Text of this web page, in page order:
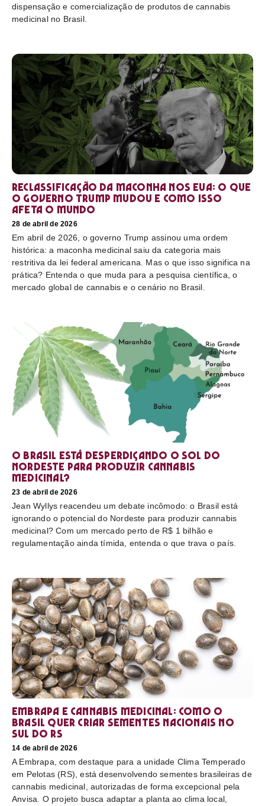
dispensação e comercialização de produtos de cannabis
medicinal no Brasil.
Reclassificação da maconha nos EUA: o que
o governo Trump mudou e como isso
afeta o mundo
28 de abril de 2026
Em abril de 2026, o governo Trump assinou uma ordem
histórica: a maconha medicinal saiu da categoria mais
restritiva da lei federal americana. Mas o que isso significa na
prática? Entenda o que muda para a pesquisa científica, o
mercado global de cannabis e o cenário no Brasil.
O Brasil está desperdiçando o sol do
nordeste para produzir cannabis
medicinal?
23 de abril de 2026
Jean Wyllys reacendeu um debate incômodo: o Brasil está
ignorando o potencial do Nordeste para produzir cannabis
medicinal? Com um mercado perto de R$ 1 bilhão e
regulamentação ainda tímida, entenda o que trava o país.
Embrapa e cannabis medicinal: como o
Brasil quer criar sementes nacionais no
sul do RS
14 de abril de 2026
A Embrapa, com destaque para a unidade Clima Temperado
em Pelotas (RS), está desenvolvendo sementes brasileiras de
cannabis medicinal, autorizadas de forma excepcional pela
Anvisa. O projeto busca adaptar a planta ao clima local,